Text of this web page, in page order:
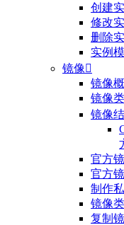
创建
修改
删除
实例
镜像
镜像
镜像
镜像
官方
官方
制作
镜像
复制